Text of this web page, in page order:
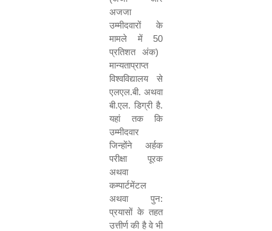
अजजा
उम्मीदवारों के
मामले में 50
प्रतिशत अंक)
मान्यताप्राप्त
विश्वविद्यालय से
एलएल.बी. अथवा
बी.एल. डिग्री है.
यहां तक कि
उम्मीदवार
जिन्होंने अर्हक
परीक्षा पूरक
अथवा
कम्पार्टमेंटल
अथवा पुन:
प्रयासों के तहत
उत्तीर्ण की है वे भी